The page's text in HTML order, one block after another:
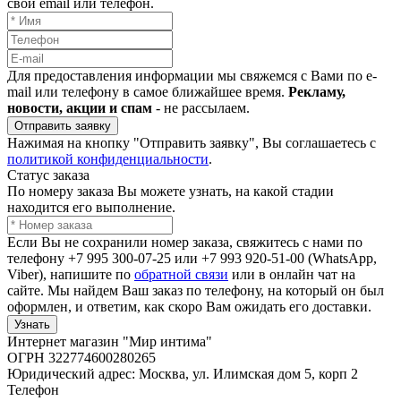
Для предоставления информации мы свяжемся с Вами по e-
mail или телефону в самое ближайшее время. Рекламу,
новости, акции и спам - не рассылаем.
Отправить заявку
Нажимая на кнопку "Отправить заявку", Вы соглашаетесь с
политикой конфиденциальности.
Статус заказа
По номеру заказа Вы можете узнать, на какой стадии
находится его выполнение.
Если Вы не сохранили номер заказа, свяжитесь с нами по
телефону +7 995 300-07-25 или +7 993 920-51-00 (WhatsApp,
Viber), напишите по обратной связи или в онлайн чат на
сайте. Мы найдем Ваш заказ по телефону, на который он был
оформлен, и ответим, как скоро Вам ожидать его доставки.
Узнать
Интернет магазин "Мир интима"
ОГРН 322774600280265
Юридический адрес: Москва, ул. Илимская дом 5, корп 2
Телефон